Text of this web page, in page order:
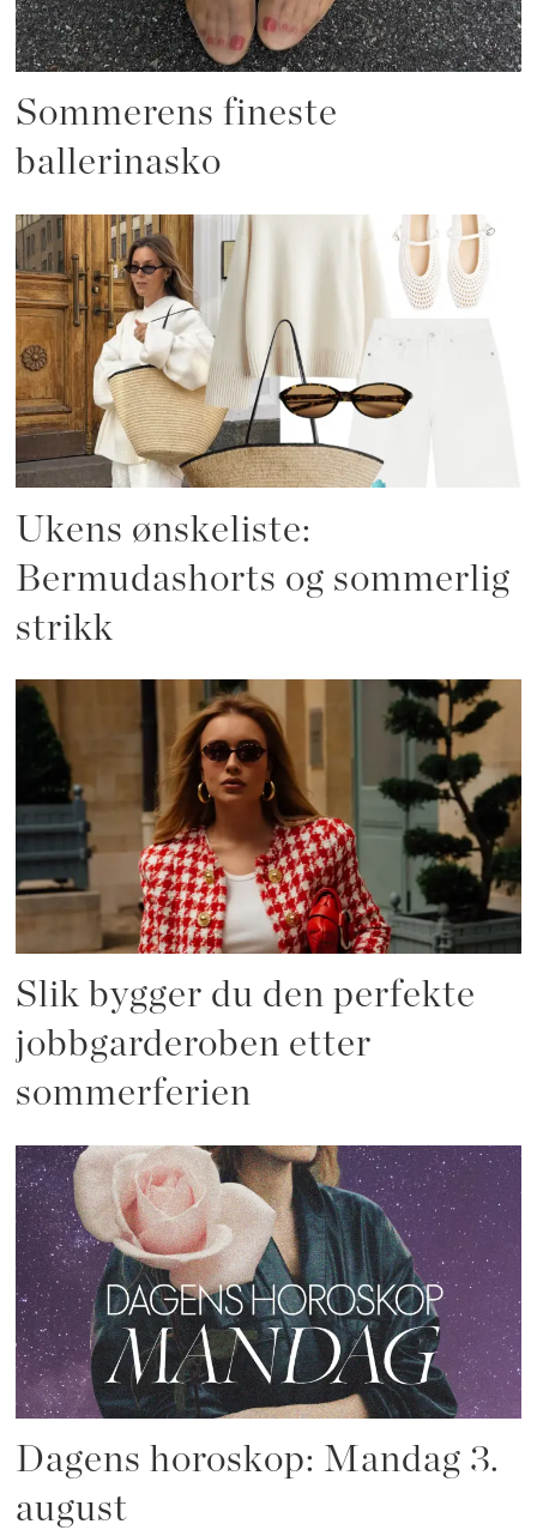
Sommerens fineste
ballerinasko
Ukens ønskeliste:
Bermudashorts og sommerlig
strikk
Slik bygger du den perfekte
jobbgarderoben etter
sommerferien
Dagens horoskop: Mandag 3.
august